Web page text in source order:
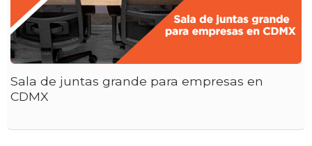
Sala de juntas grande para empresas en
CDMX